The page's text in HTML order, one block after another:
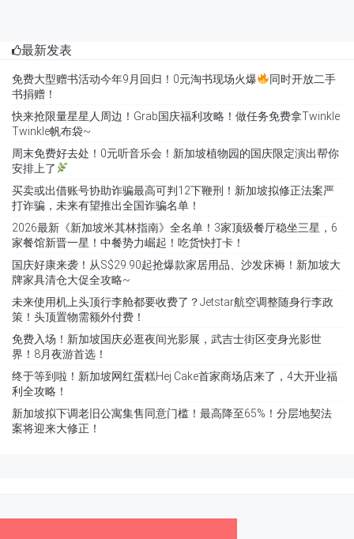
最新发表
免费大型赠书活动今年9月回归！0元淘书现场火爆
同时开放二手
书捐赠！
快来抢限量星星人周边！Grab国庆福利攻略！做任务免费拿Twinkle
Twinkle帆布袋~
周末免费好去处！0元听音乐会！新加坡植物园的国庆限定演出帮你
安排上了
买卖或出借账号协助诈骗最高可判12下鞭刑！新加坡拟修正法案严
打诈骗，未来有望推出全国诈骗名单！
2026最新《新加坡米其林指南》全名单！3家顶级餐厅稳坐三星，6
家餐馆新晋一星！中餐势力崛起！吃货快打卡！
国庆好康来袭！从S$29.90起抢爆款家居用品、沙发床褥！新加坡大
牌家具清仓大促全攻略~
未来使用机上头顶行李舱都要收费了？Jetstar航空调整随身行李政
策！头顶置物需额外付费！
免费入场！新加坡国庆必逛夜间光影展，武吉士街区变身光影世
界！8月夜游首选！
终于等到啦！新加坡网红蛋糕Hej Cake首家商场店来了，4大开业福
利全攻略！
新加坡拟下调老旧公寓集售同意门槛！最高降至65%！分层地契法
案将迎来大修正！